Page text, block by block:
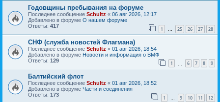
Годовщины пребывания на форуме
Последнее сообщение Schultz « 06 авг 2026, 12:17
Добавлено в форуме О нашем форуме
Ответы: 417 1 … 25 26 27 28
СНФ (служба новостей Флагмана)
Последнее сообщение Schultz « 01 авг 2026, 18:54
Добавлено в форуме Новости и информация о ВМФ
Ответы: 129 1 6 7 8 9
Балтийский флот
Последнее сообщение Schultz « 01 авг 2026, 18:52
Добавлено в форуме Части и соединения
Ответы: 173 1 9 10 11 12